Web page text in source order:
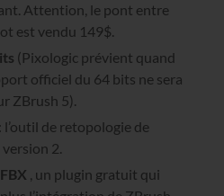
Attention, le pont entre
est vendu 149$.
(Pixologic prévient quand
officiel du 64 bits ne sera
ZBrush 5).
l’outil de retopologie de
2.
, un plugin gratuit qui